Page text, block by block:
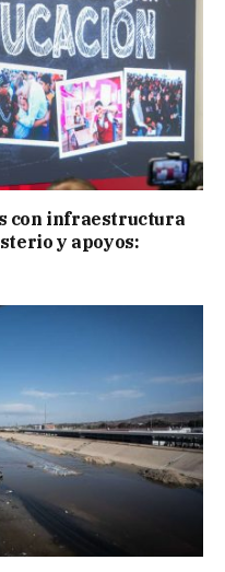
con infraestructura
y apoyos: